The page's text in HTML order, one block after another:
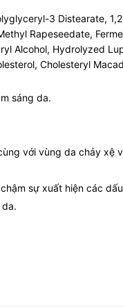
3 Distearate,
Rapeseedate,
Alcohol, Hydrolyzed
Cholesteryl
sáng da.
với vùng da chảy xệ
sự xuất hiện các